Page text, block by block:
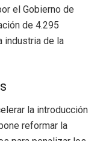
el Gobierno de
de 4.295
industria de la
la introducción
reformar la